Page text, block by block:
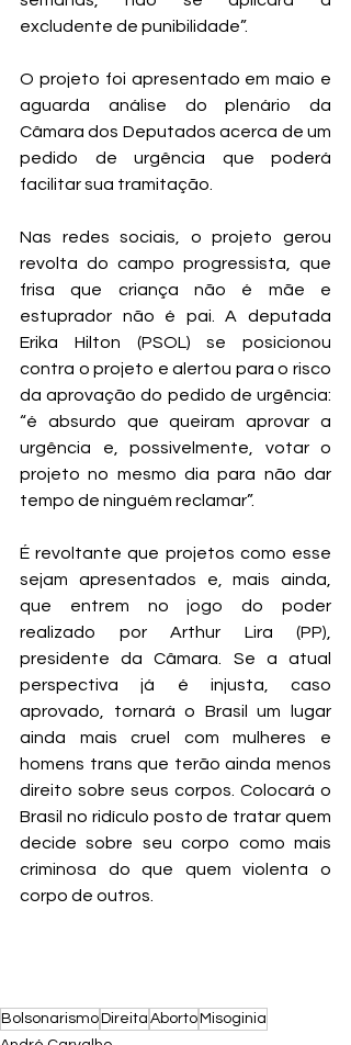
excludente de punibilidade”.
O projeto foi apresentado em maio e
aguarda análise do plenário da
Câmara dos Deputados acerca de um
pedido de urgência que poderá
facilitar sua tramitação.
Nas redes sociais, o projeto gerou
revolta do campo progressista, que
frisa que criança não é mãe e
estuprador não é pai. A deputada
Erika Hilton (PSOL) se posicionou
contra o projeto e alertou para o risco
da aprovação do pedido de urgência:
“é absurdo que queiram aprovar a
urgência e, possivelmente, votar o
projeto no mesmo dia para não dar
tempo de ninguém reclamar”.
É revoltante que projetos como esse
sejam apresentados e, mais ainda,
que entrem no jogo do poder
realizado por Arthur Lira (PP),
presidente da Câmara. Se a atual
perspectiva já é injusta, caso
aprovado, tornará o Brasil um lugar
ainda mais cruel com mulheres e
homens trans que terão ainda menos
direito sobre seus corpos. Colocará o
Brasil no ridículo posto de tratar quem
decide sobre seu corpo como mais
criminosa do que quem violenta o
corpo de outros.
Bolsonarismo Direita Aborto Misoginia